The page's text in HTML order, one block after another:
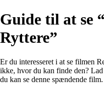
Guide til at se
Ryttere”
Er du interesseret i at se filmen
ikke, hvor du kan finde den?
du kan se denne spændende film.